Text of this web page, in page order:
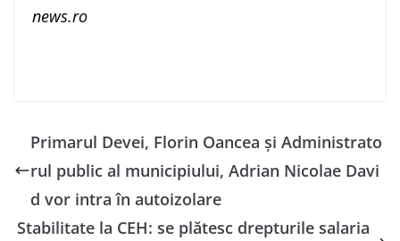
news.ro
Primarul Devei, Florin Oancea și Administrato
rul public al municipiului, Adrian Nicolae Davi
d vor intra în autoizolare
Stabilitate la CEH: se plătesc drepturile salaria